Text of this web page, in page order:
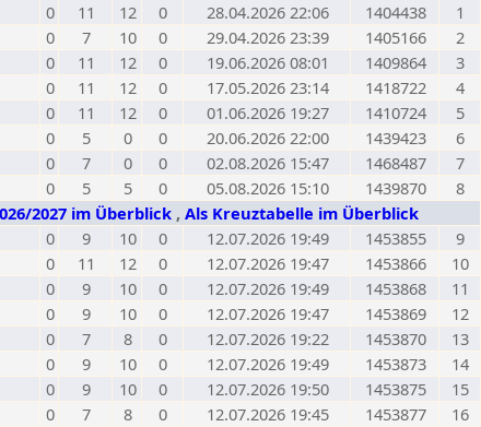
0 11 12 0 28.04.2026 22:06 1404438
1
0 7 10 0 29.04.2026 23:39 1405166
2
0 11 12 0 19.06.2026 08:01 1409864
3
0 11 12 0 17.05.2026 23:14 1418722
4
0 11 12 0 01.06.2026 19:27 1410724
5
0 5 0 0 20.06.2026 22:00 1439423
6
0 7 0 0 02.08.2026 15:47 1468487
7
0 5 5 0 05.08.2026 15:10 1439870
8
2027 im Überblick , Als Kreuztabelle im Überblick
0 9 10 0 12.07.2026 19:49 1453855
9
0 11 12 0 12.07.2026 19:47 1453866
10
0 9 10 0 12.07.2026 19:49 1453868
11
0 9 10 0 12.07.2026 19:47 1453869
12
0 7 8 0 12.07.2026 19:22 1453870
13
0 9 10 0 12.07.2026 19:49 1453873
14
0 9 10 0 12.07.2026 19:50 1453875
15
0 7 8 0 12.07.2026 19:45 1453877
16